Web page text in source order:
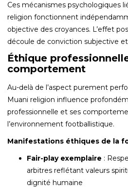
Ces mécanismes psychologiques
religion fonctionnent
objective des croyances. L’effet
découle de conviction subjective
Éthique
comportement
Au-delà de l’aspect purement
Muani religion influence
professionnelle et ses
l’environnement footballistique.
Manifestations éthiques de la
Fair-play exemplaire :
arbitres reflétant valeurs
dignité humaine